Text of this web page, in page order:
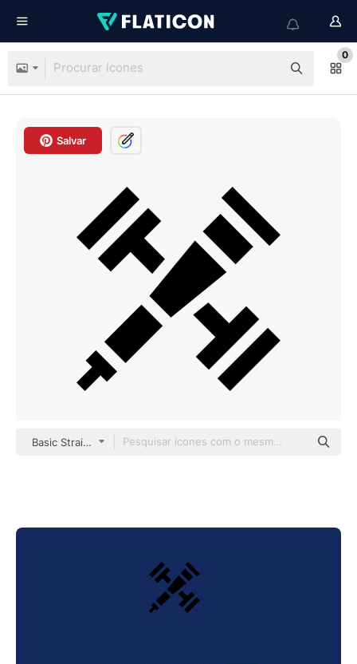
0
Salvar
Basic Straight Filled